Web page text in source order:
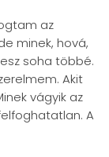
az
minek, hová,
soha többé.
Akit
vágyik az
A